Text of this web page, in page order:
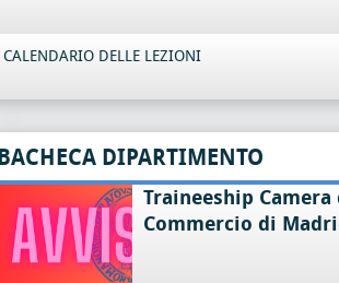
CALENDARIO DELLE LEZIONI
BACHECA DIPARTIMENTO
Traineeship Camera
Commercio di